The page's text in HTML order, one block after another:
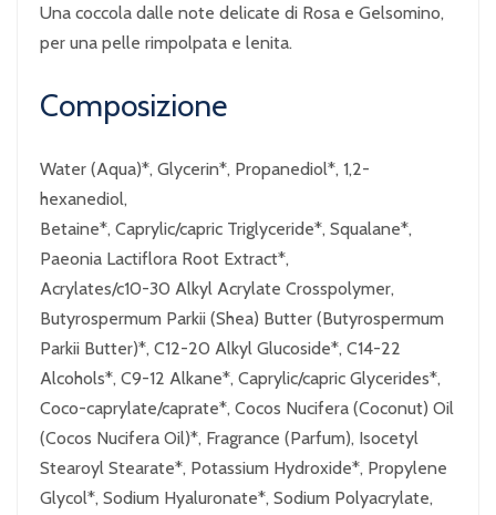
Una coccola dalle note delicate di Rosa e Gelsomino,
per una pelle rimpolpata e lenita.
Composizione
Water (Aqua)*, Glycerin*, Propanediol*, 1,2-
hexanediol,
Betaine*, Caprylic/capric Triglyceride*, Squalane*,
Paeonia Lactiflora Root Extract*,
Acrylates/c10-30 Alkyl Acrylate Crosspolymer,
Butyrospermum Parkii (Shea) Butter (Butyrospermum
Parkii Butter)*, C12-20 Alkyl Glucoside*, C14-22
Alcohols*, C9-12 Alkane*, Caprylic/capric Glycerides*,
Coco-caprylate/caprate*, Cocos Nucifera (Coconut) Oil
(Cocos Nucifera Oil)*, Fragrance (Parfum), Isocetyl
Stearoyl Stearate*, Potassium Hydroxide*, Propylene
Glycol*, Sodium Hyaluronate*, Sodium Polyacrylate,